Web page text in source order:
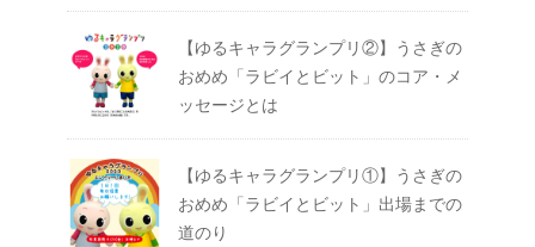
【ゆるキャラグランプリ②】うさぎの
おめめ「ラビイとビット」のコア・メ
ッセージとは
【ゆるキャラグランプリ①】うさぎの
おめめ「ラビイとビット」出場までの
道のり